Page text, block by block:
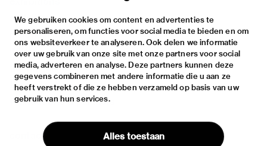
We gebruiken cookies om content en advertenties te
personaliseren, om functies voor social media te bieden en om
ons websiteverkeer te analyseren. Ook delen we informatie
over uw gebruik van onze site met onze partners voor social
media, adverteren en analyse. Deze partners kunnen deze
gegevens combineren met andere informatie die u aan ze
heeft verstrekt of die ze hebben verzameld op basis van uw
gebruik van hun services.
Alles toestaan
activities
practical information
about
the museum
the collection
foundations & partners
contact